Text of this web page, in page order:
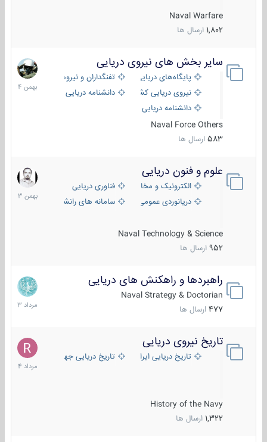
Naval Warfare
1,802 ارسال ها
سایر بخش های نیروی دریایی
پایگاه‌های دریایی
تفنگداران و نیروهای ویژه‌ی دریایی
نیروی دریایی کشورهای مختلفدانشنامه دریایی
دانشنامه دریایی کپی
Naval Force Others
583 ارسال ها
22
بهمن
1404
علوم و فنون دریایی
الکترونیک و مخابرات دریاییفناوری دریایی
دریانوردی عمومی
سامانه های رانشی دریایی
Naval Technology & Science
952 ارسال ها
6
بهمن
1403
راهبردها و راهکنش های دریایی
Naval Strategy & Doctorian
477 ارسال ها
2
مرداد
1403
تاریخ نیروی دریایی
تاریخ دریایی ایران تاریخ دریایی جهان
History of the Navy
1,322 ارسال ها
16
مرداد
1404